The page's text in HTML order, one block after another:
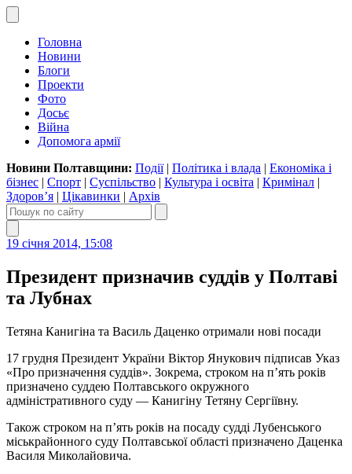
Головна
Новини
Блоги
Проекти
Фото
Досьє
Війна
Допомога армії
Новини Полтавщини: Події| Політика і влада | Економіка і
бізнес | Спорт | Суспільство | Культура і освіта | Кримінал |
Здоров’я | Цікавинки | Архів
19 січня 2014, 15:08
Президент призначив суддів у Полтаві
та Лубнах
Тетяна Канигіна та Василь Даценко отримали нові посади
17 грудня Президент України Віктор Янукович підписав Указ
«Про призначення суддів». Зокрема, строком на п’ять років
призначено суддею Полтавського окружного
адміністративного суду — Канигіну Тетяну Сергіївну.
Також строком на п’ять років на посаду судді Лубенського
міськрайонного суду Полтавської області призначено Даценка
Василя Миколайовича.